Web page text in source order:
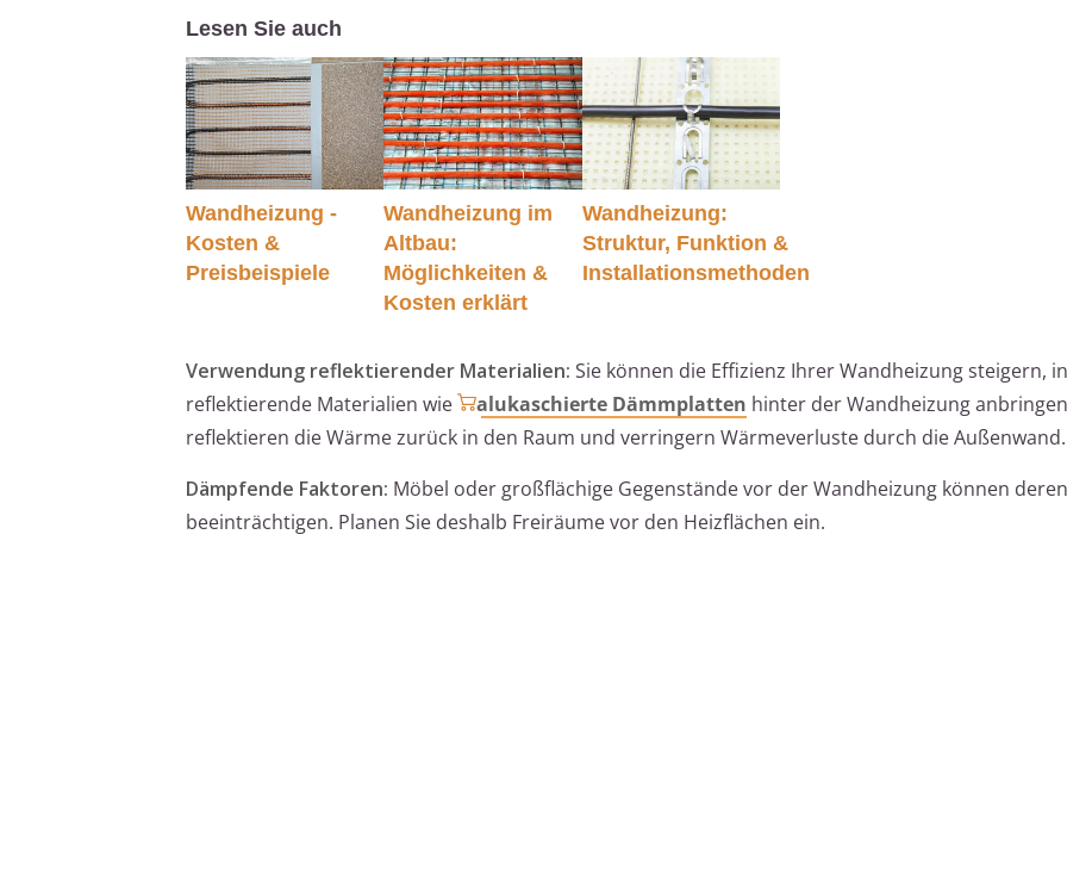
Lesen Sie auch
Wandheizung -
Kosten &
Preisbeispiele
Wandheizung im
Altbau:
Möglichkeiten &
Kosten erklärt
Wandheizung:
Struktur, Funktion &
Installationsmethoden
Verwendung reflektierender Materialien: Sie können die Effizienz Ihrer Wandheizung steigern,
reflektierende Materialien wie
alukaschierte Dämmplatten hinter der Wandheizung
reflektieren die Wärme zurück in den Raum und verringern Wärmeverluste durch die Außenwand.
Dämpfende Faktoren: Möbel oder großflächige Gegenstände vor der Wandheizung können
beeinträchtigen. Planen Sie deshalb Freiräume vor den Heizflächen ein.